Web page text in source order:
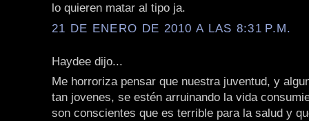
lo quieren matar al tipo ja.
21 DE ENERO DE 2010 A LAS 8:31 P.M.
Haydee dijo...
Me horroriza pensar que nuestra juventud, y
tan jovenes, se estén arruinando la vida
son conscientes que es terrible para la salud y